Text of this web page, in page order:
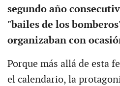
segundo año
"bailes de los
organizaban con
Porque más allá de esta
el calendario, la